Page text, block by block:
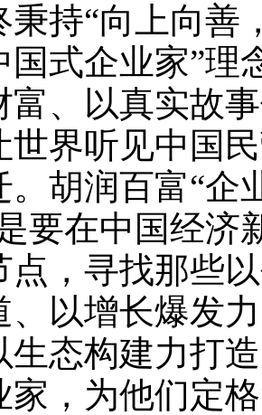
秉持“向上向善
国式企业家”理
富、以真实故
世界听见中国
。胡润百富“企
要在中国经济
点，寻找那些
、以增长爆发
生态构建力打
家，为他们定